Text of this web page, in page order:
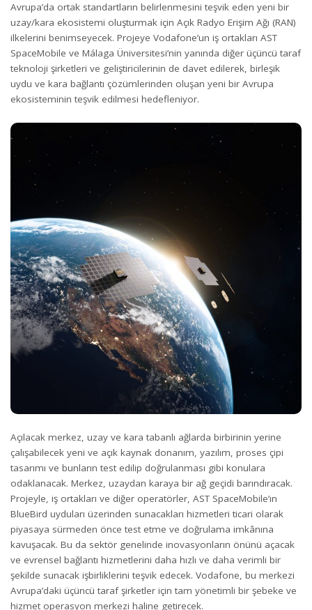
Avrupa’da ortak standartların belirlenmesini teşvik eden yeni bir
uzay/kara ekosistemi oluşturmak için Açık Radyo Erişim Ağı (RAN)
ilkelerini benimseyecek. Projeye Vodafone’un iş ortakları AST
SpaceMobile ve Málaga Üniversitesi’nin yanında diğer üçüncü taraf
teknoloji şirketleri ve geliştiricilerinin de davet edilerek, birleşik
uydu ve kara bağlantı çözümlerinden oluşan yeni bir Avrupa
ekosisteminin teşvik edilmesi hedefleniyor.
Açılacak merkez, uzay ve kara tabanlı ağlarda birbirinin yerine
çalışabilecek yeni ve açık kaynak donanım, yazılım, proses çipi
tasarımı ve bunların test edilip doğrulanması gibi konulara
odaklanacak. Merkez, uzaydan karaya bir ağ geçidi barındıracak.
Projeyle, iş ortakları ve diğer operatörler, AST SpaceMobile’ın
BlueBird uyduları üzerinden sunacakları hizmetleri ticari olarak
piyasaya sürmeden önce test etme ve doğrulama imkânına
kavuşacak. Bu da sektör genelinde inovasyonların önünü açacak
ve evrensel bağlantı hizmetlerini daha hızlı ve daha verimli bir
şekilde sunacak işbirliklerini teşvik edecek. Vodafone, bu merkezi
Avrupa’daki üçüncü taraf şirketler için tam yönetimli bir şebeke ve
hizmet operasyon merkezi haline getirecek.